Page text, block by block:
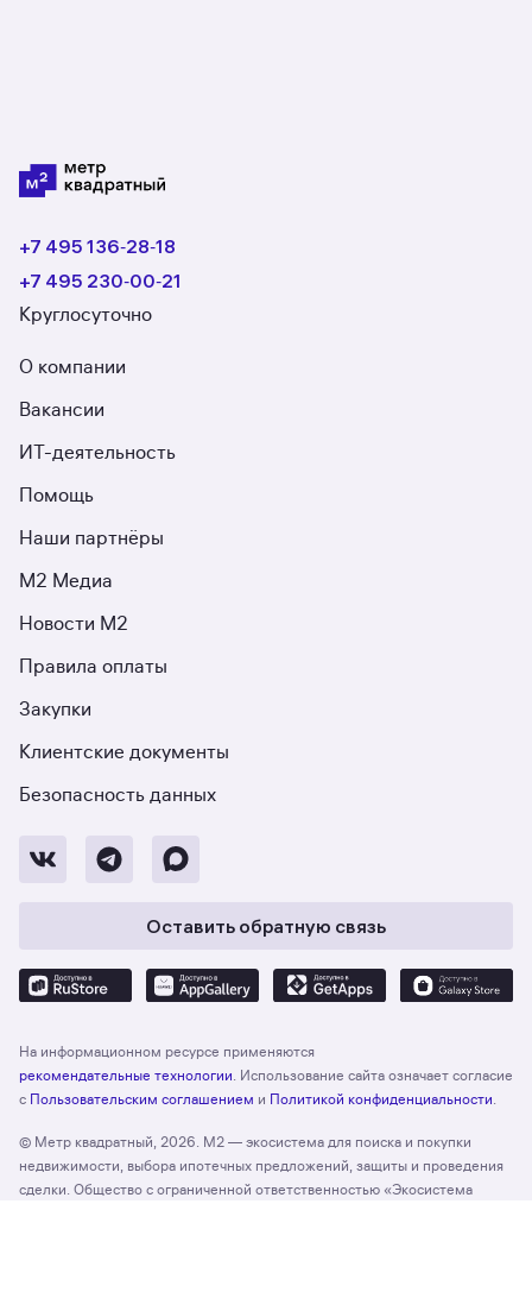
+7 495 136‑28‑18
+7 495 230‑00‑21
Круглосуточно
О компании
Вакансии
ИТ-деятельность
Помощь
Наши партнёры
М2 Медиа
Новости М2
Правила оплаты
Закупки
Клиентские документы
Безопасность данных
Оставить обратную связь
На информационном ресурсе применяются
рекомендательные технологии . Использование сайта означает согласие
с Пользовательским соглашением и Политикой конфиденциальности
© Метр квадратный, 2026. М2 — экосистема для поиска и покупки
недвижимости, выбора ипотечных предложений, защиты и проведения
сделки. Общество с ограниченной ответственностью «Экосистема